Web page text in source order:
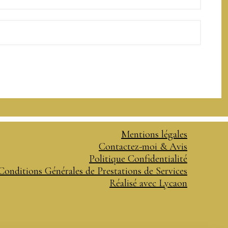
Mentions légales
Contactez-moi & Avis
Politique Confidentialité
Générales de Prestations de Services
Réalisé avec Lycaon